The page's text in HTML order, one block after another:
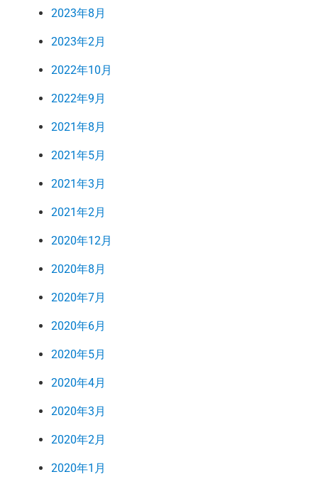
2023年8月
2023年2月
2022年10月
2022年9月
2021年8月
2021年5月
2021年3月
2021年2月
2020年12月
2020年8月
2020年7月
2020年6月
2020年5月
2020年4月
2020年3月
2020年2月
2020年1月